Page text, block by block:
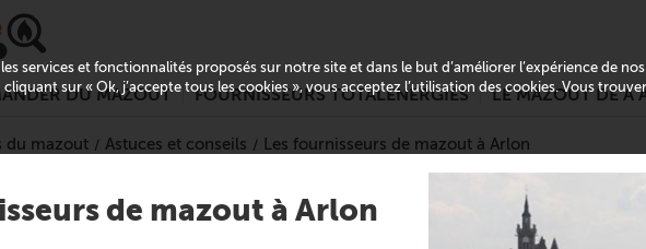
DU MAZOUT FOURNISSEURS TOTALENERGIES LE MAZOUT DE A
du mazout Astuces et conseils Les fournisseurs de mazout à Arlon
de mazout à Arlon
services et fonctionnalités proposés sur notre site et dans le but d’améliorer l’expérience de
sur « Ok, j’accepte tous les cookies », vous acceptez l’utilisation des cookies. Vous